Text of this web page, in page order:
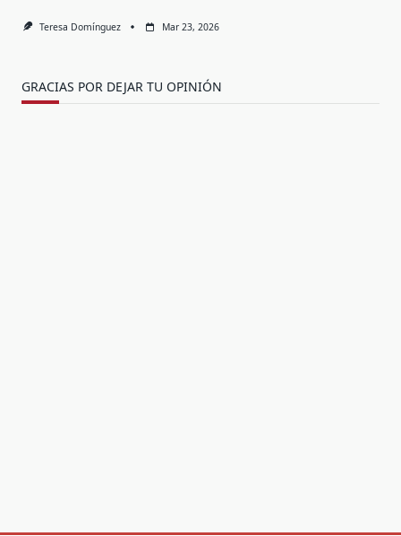
Teresa Domínguez Mar 23, 2026
GRACIAS POR DEJAR TU OPINIÓN